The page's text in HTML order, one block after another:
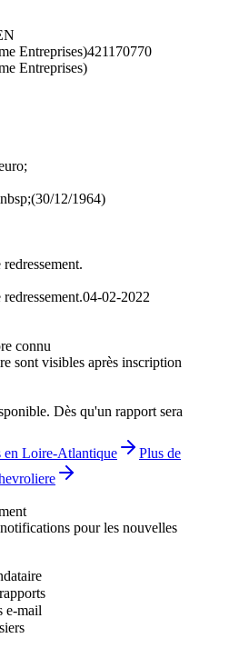
Entreprises)421170770
Entreprises)
12/1964)
04-02-2022
connu
sont visibles après inscription
Dès qu'un rapport sera
en Loire-Atlantique
Plus de
pour les nouvelles
e-mail